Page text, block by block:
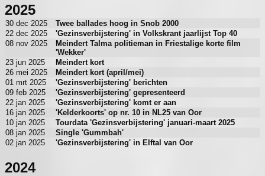
2025
30 dec 2025
Twee ballades hoog in Snob 2000
22 dec 2025
'Gezinsverbijstering' in Volkskrant jaarlijst Top 40
08 nov 2025
Meindert Talma politieman in Friestalige korte film
'Wekker'
23 jun 2025
Meindert kort
26 mei 2025
Meindert kort (april/mei)
01 mrt 2025
'Gezinsverbijstering' berichten
09 feb 2025
'Gezinsverbijstering' gepresenteerd
22 jan 2025
'Gezinsverbijstering' komt er aan
16 jan 2025
'Kelderkoorts' op nr. 10 in NL25 van Oor
10 jan 2025
Tourdata 'Gezinsverbijstering' januari-maart 2025
08 jan 2025
Single 'Gummbah'
02 jan 2025
'Gezinsverbijstering' in Elftal van Oor
2024